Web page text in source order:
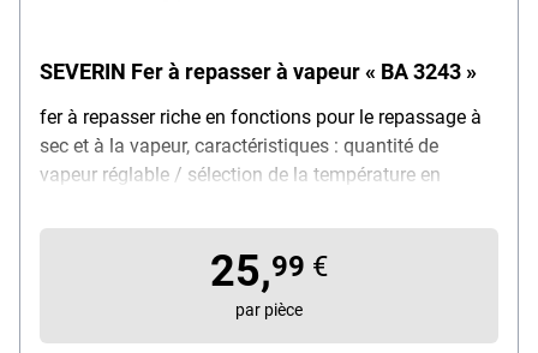
SEVERIN Fer à repasser à vapeur « BA 3243 »
fer à repasser riche en fonctions pour le repassage à
sec et à la vapeur, caractéristiques : quantité de
vapeur réglable / sélection de la température en
anti-pliage du cordon pivotant, puissance : 2400 W,
dimensions (H/P/L) : 135 / 116 / 285 mm, poids : 1,1
25,99 €
par pièce